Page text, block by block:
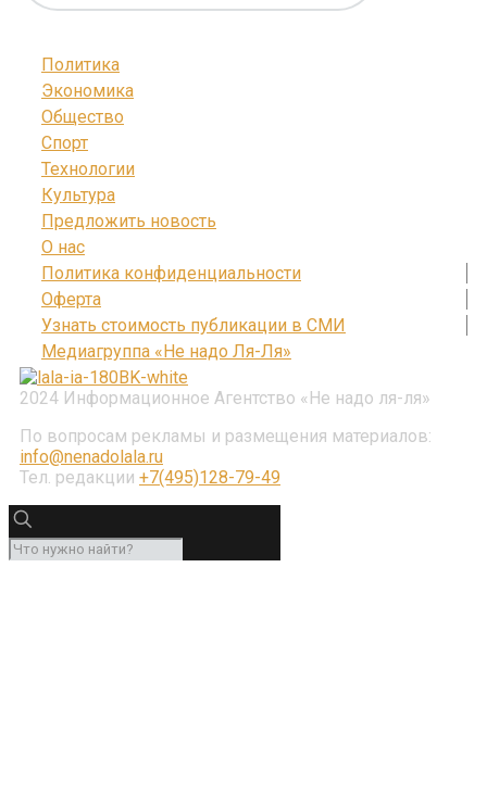
Политика
Экономика
Общество
Спорт
Технологии
Культура
Предложить новость
О нас
2024 Информационное Агентство «Не надо ля-ля»
По вопросам рекламы и размещения материалов:
info@nenadolala.ru
Тел. редакции +7(495)128-79-49
Политика конфиденциальности
Оферта
Узнать стоимость публикации в СМИ
Медиагруппа «Не надо Ля-Ля»